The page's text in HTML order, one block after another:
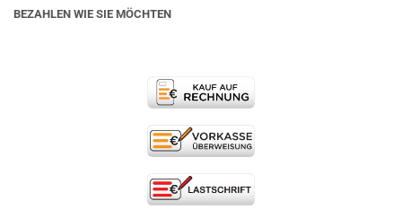
BEZAHLEN WIE SIE MÖCHTEN